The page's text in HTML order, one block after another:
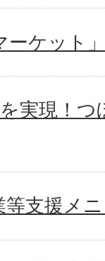
ーケット
実現！
支援メ